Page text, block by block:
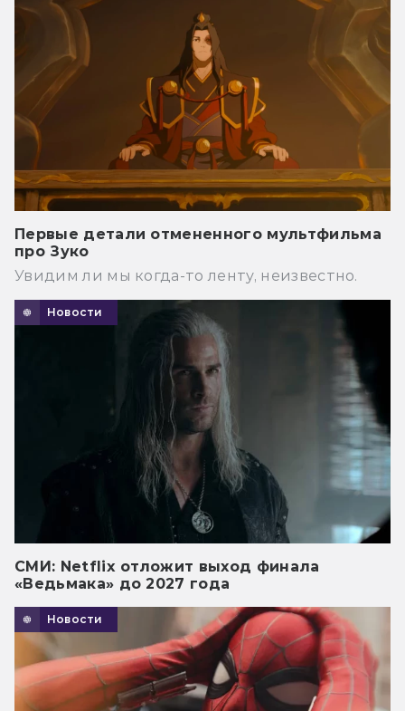
Первые детали отмененного мультфильма
про Зуко
Увидим ли мы когда-то ленту, неизвестно.
Новости
СМИ: Netflix отложит выход финала
«Ведьмака» до 2027 года
Новости